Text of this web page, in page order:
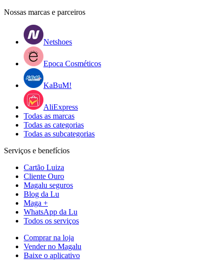
Nossas marcas e parceiros
Netshoes
Epoca Cosméticos
KaBuM!
AliExpress
Todas as marcas
Todas as categorias
Todas as subcategorias
Serviços e benefícios
Cartão Luiza
Cliente Ouro
Magalu seguros
Blog da Lu
Maga +
WhatsApp da Lu
Todos os serviços
Comprar na loja
Vender no Magalu
Baixe o aplicativo